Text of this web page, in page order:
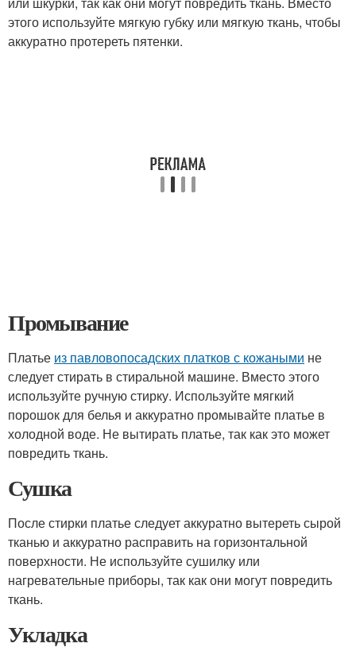
этого используйте мягкую губку или мягкую ткань, чтобы
аккуратно протереть пятенки.
Промывание
Платье из павловопосадских платков с кожаными не
следует стирать в стиральной машине. Вместо этого
используйте ручную стирку. Используйте мягкий
порошок для белья и аккуратно промывайте платье в
холодной воде. Не вытирать платье, так как это может
повредить ткань.
Сушка
После стирки платье следует аккуратно вытереть сырой
тканью и аккуратно расправить на горизонтальной
поверхности. Не используйте сушилку или
нагревательные приборы, так как они могут повредить
ткань.
Укладка